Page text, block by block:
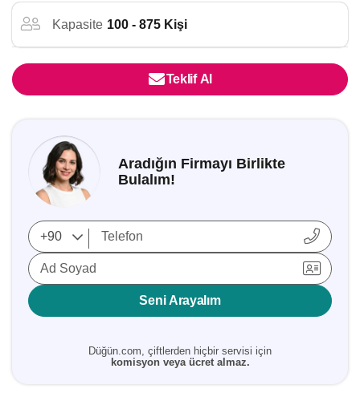
Kapasite 100 - 875 Kişi
Teklif Al
Aradığın Firmayı Birlikte
Bulalım!
Ad Soyad
Seni Arayalım
Düğün.com, çiftlerden hiçbir servisi için
komisyon veya ücret almaz.